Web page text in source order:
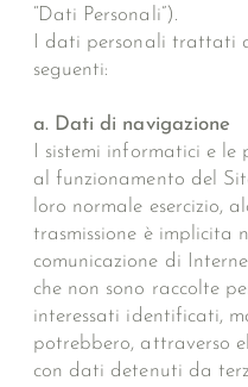
“Dati Personali”).
I dati personali trattati
seguenti:
a. Dati di navigazione
I sistemi informatici e
al funzionamento del
loro normale esercizio,
trasmissione è implicita
comunicazione di
che non sono raccolte
interessati identificati,
potrebbero, attraverso
con dati detenuti da